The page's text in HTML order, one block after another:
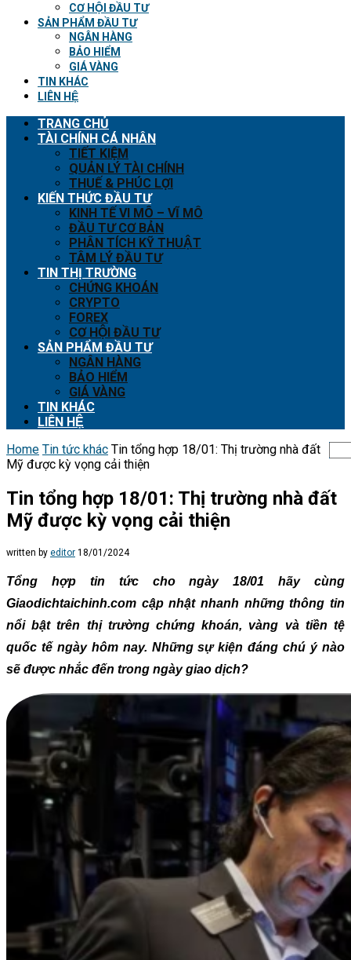
CƠ HỘI ĐẦU TƯ
SẢN PHẨM ĐẦU TƯ
NGÂN HÀNG
BẢO HIỂM
GIÁ VÀNG
TIN KHÁC
LIÊN HỆ
TRANG CHỦ
TÀI CHÍNH CÁ NHÂN
TIẾT KIỆM
QUẢN LÝ TÀI CHÍNH
THUẾ & PHÚC LỢI
KIẾN THỨC ĐẦU TƯ
KINH TẾ VI MÔ – VĨ MÔ
ĐẦU TƯ CƠ BẢN
PHÂN TÍCH KỸ THUẬT
TÂM LÝ ĐẦU TƯ
TIN THỊ TRƯỜNG
CHỨNG KHOÁN
CRYPTO
FOREX
CƠ HỘI ĐẦU TƯ
SẢN PHẨM ĐẦU TƯ
NGÂN HÀNG
BẢO HIỂM
GIÁ VÀNG
TIN KHÁC
LIÊN HỆ
Home Tin tức khác Tin tổng hợp 18/01: Thị trường nhà đất
Mỹ được kỳ vọng cải thiện
Tin tổng hợp 18/01: Thị trường nhà đất
Mỹ được kỳ vọng cải thiện
written by editor 18/01/2024
Tổng hợp tin tức cho ngày 18/01 hãy cùng
Giaodichtaichinh.com cập nhật nhanh những thông tin
nổi bật trên thị trường chứng khoán, vàng và tiền tệ
quốc tế ngày hôm nay. Những sự kiện đáng chú ý nào
sẽ được nhắc đến trong ngày giao dịch?